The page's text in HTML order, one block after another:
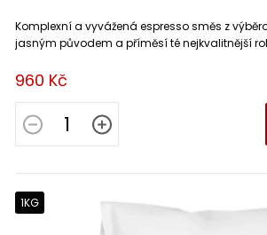
960 Kč
Komplexní a vyvážená espresso směs z
jasným původem a příměsí té nejkvalitnější
1KG